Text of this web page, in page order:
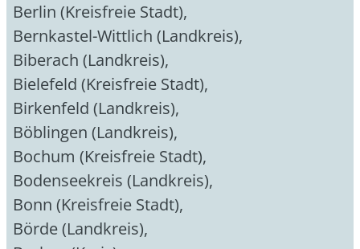
Berlin (Kreisfreie Stadt),
Bernkastel-Wittlich (Landkreis),
Biberach (Landkreis),
Bielefeld (Kreisfreie Stadt),
Birkenfeld (Landkreis),
Böblingen (Landkreis),
Bochum (Kreisfreie Stadt),
Bodenseekreis (Landkreis),
Bonn (Kreisfreie Stadt),
Börde (Landkreis),